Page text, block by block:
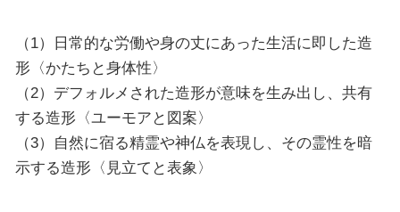
（1）日常的な労働や身の丈にあった生活に即した造
形〈かたちと身体性〉
（2）デフォルメされた造形が意味を生み出し、共有
する造形〈ユーモアと図案〉
（3）自然に宿る精霊や神仏を表現し、その霊性を暗
示する造形〈見立てと表象〉